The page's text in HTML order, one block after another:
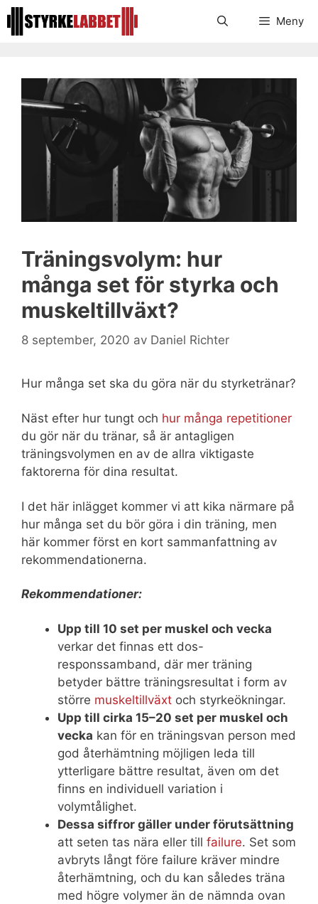
Hoppa
till
Meny
Träningsvolym: hur
många set för styrka och
muskeltillväxt?
8 september, 2020 av Daniel Richter
Hur många set ska du göra när du styrketränar?
Näst efter hur tungt och hur många repetitioner
du gör när du tränar, så är antagligen
träningsvolymen en av de allra viktigaste
faktorerna för dina resultat.
I det här inlägget kommer vi att kika närmare på
hur många set du bör göra i din träning, men
här kommer först en kort sammanfattning av
rekommendationerna.
Rekommendationer:
Upp till 10 set per muskel och vecka
verkar det finnas ett dos-
responssamband, där mer träning
betyder bättre träningsresultat i form av
större muskeltillväxt och styrkeökningar.
Upp till cirka 15–20 set per muskel och
vecka kan för en träningsvan person med
god återhämtning möjligen leda till
ytterligare bättre resultat, även om det
finns en individuell variation i
volymtålighet.
Dessa siffror gäller under förutsättning
att seten tas nära eller till failure. Set som
avbryts långt före failure kräver mindre
återhämtning, och du kan således träna
med högre volymer än de nämnda ovan